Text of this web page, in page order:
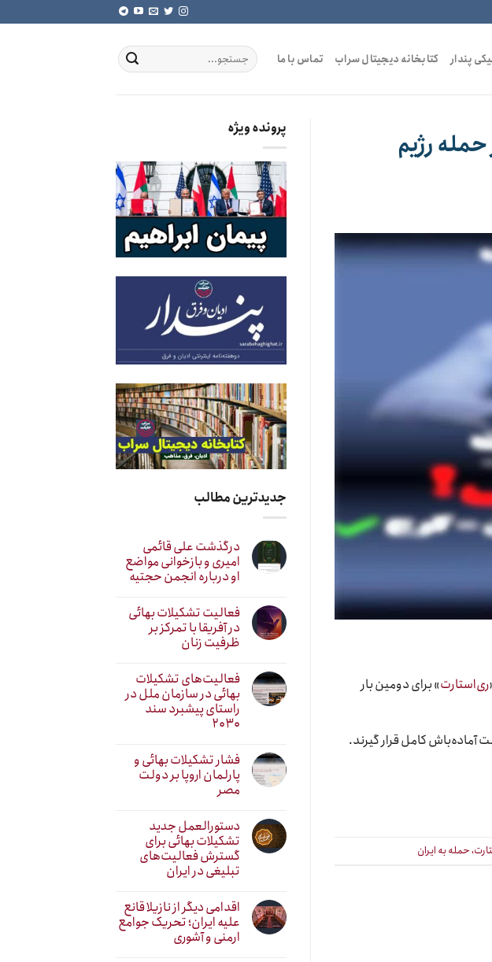
پندار کتابخانه دیجیتال سراب تماس با ما
رژیم
ری‌استارت» برای دومین بار
آماده‌باش کامل قرار گیرند.
حمله به ایران
پرونده ویژه
جدیدترین مطالب
درگذشت علی قائمی
امیری و بازخوانی مواضع
او درباره انجمن حجتیه
فعالیت تشکیلات بهائی
در آفریقا با تمرکز بر
ظرفیت زنان
فعالیت‌های تشکیلات
بهائی در سازمان ملل در
راستای پیشبرد سند
۲۰۳۰
فشار تشکیلات بهائی و
پارلمان اروپا بر دولت
مصر
دستورالعمل جدید
تشکیلات بهائی برای
گسترش فعالیت‌های
تبلیغی در ایران
اقدامی دیگر از نازیلا قانع
علیه ایران؛ تحریک جوامع
ارمنی و آشوری